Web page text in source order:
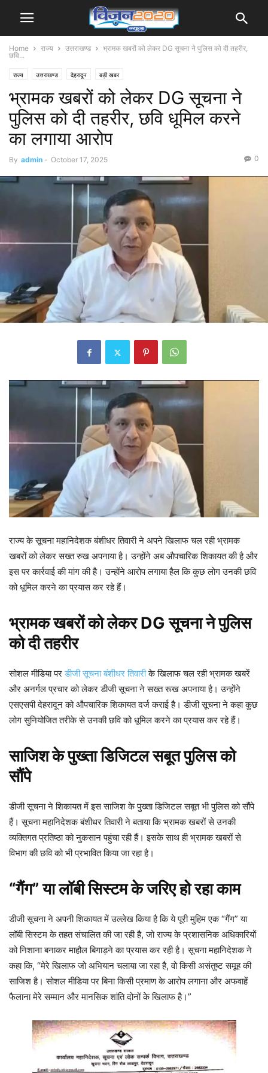
Home राज्य उत्तराखण्ड
भ्रामक खबरों को लेकर DG सूचना ने पुलिस को दी तहरीर,
छवि...
राज्य उत्तराखण्ड देहरादून बड़ी खबर
भ्रामक खबरों को लेकर DG सूचना ने
पुलिस को दी तहरीर, छवि धूमिल करने
का लगाया आरोप
By admin - October 17, 2025 0
राज्य के सूचना महानिदेशक बंशीधर तिवारी ने अपने खिलाफ चल रही भ्रामक
खबरों को लेकर सख्त रुख अपनाया है। उन्होंने अब औपचारिक शिकायत की है और
इस पर कार्रवाई की मांग की है। उन्होंने आरोप लगाया हैल कि कुछ लोग उनकी छवि
को धूमिल करने का प्रयास कर रहे हैं।
भ्रामक खबरों को लेकर DG सूचना ने पुलिस
को दी तहरीर
सोशल मीडिया परडीजी सूचना बंशीधर तिवारीके खिलाफ चल रही भ्रामक खबरें
और अनर्गल प्रचार को लेकर डीजी सूचना ने सख्त रूख अपनाया है। उन्होंने
एसएसपी देहरादून को औपचारिक शिकायत दर्ज कराई है। डीजी सूचना ने कहा कुछ
लोग सुनियोजित तरीके से उनकी छवि को धूमिल करने का प्रयास कर रहे हैं।
साजिश के पुख्ता डिजिटल सबूत पुलिस को
सौंपे
डीजी सूचना ने शिकायत में इस साजिश के पुख्ता डिजिटल सबूत भी पुलिस को सौंपे
हैं। सूचना महानिदेशक बंशीधर तिवारी ने बताया कि भ्रामक खबरों से उनकी
व्यक्तिगत प्रतिष्ठा को नुकसान पहुंचा रही हैं। इसके साथ ही भ्रामक खबरों से
विभाग की छवि को भी प्रभावित किया जा रहा है।
“गैंग” या लॉबी सिस्टम के जरिए हो रहा काम
डीजी सूचना ने अपनी शिकायत में उल्लेख किया है कि ये पूरी मुहिम एक “गैंग” या
लॉबी सिस्टम के तहत संचालित की जा रही है, जो राज्य के प्रशासनिक अधिकारियों
को निशाना बनाकर माहौल बिगाड़ने का प्रयास कर रही है। सूचना महानिदेशक ने
कहा कि, “मेरे खिलाफ जो अभियान चलाया जा रहा है, वो किसी असंतुष्ट समूह की
साजिश है। सोशल मीडिया पर बिना किसी प्रमाण के आरोप लगाना और अफवाहें
फैलाना मेरे सम्मान और मानसिक शांति दोनों के खिलाफ है।”